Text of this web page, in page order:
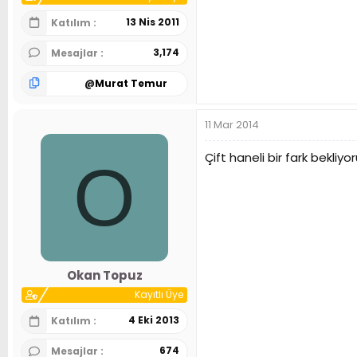
Katılım
13 Nis 2011
Mesajlar 3,174
@Murat Temur
O
Okan Topuz
Kayıtlı Üye
Katılım
4 Eki 2013
Mesajlar 674
11 Mar 2014
Çift haneli bir fark